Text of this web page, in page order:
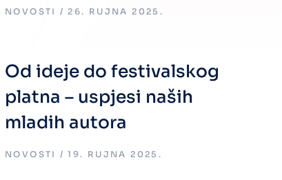
NOVOSTI 26. RUJNA 2025.
Od ideje do festivalskog
platna – uspjesi naših
mladih autora
NOVOSTI 19. RUJNA 2025.